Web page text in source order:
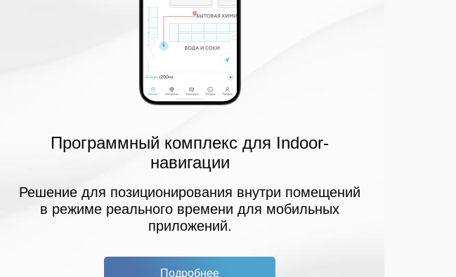
Программный комплекс для Indoor-
навигации
Решение для позиционирования внутри помещений
в режиме реального времени для мобильных
приложений.
Подробнее